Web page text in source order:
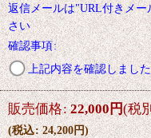
返信メールは"URL付きメ
さい
確認事項:
上記内容を確認しました
販売価格: 22,000円(税
(税込: 24,200円)